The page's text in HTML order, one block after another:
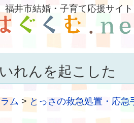
福井市結婚・子育て応援サイト
れんを起こした
ム > とっさの救急処置・応急
ー
い